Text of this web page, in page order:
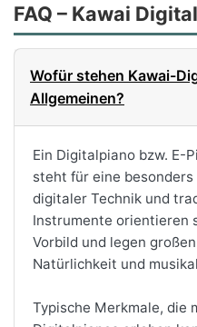
FAQ – Kawai
Wofür stehen Kawai-
Allgemeinen?
Ein Digitalpiano bzw. E-
steht für eine
digitaler Technik und
Instrumente orientieren
Vorbild und legen
Natürlichkeit und
Typische Merkmale, die